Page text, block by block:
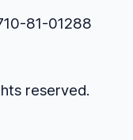
81-01288
reserved.